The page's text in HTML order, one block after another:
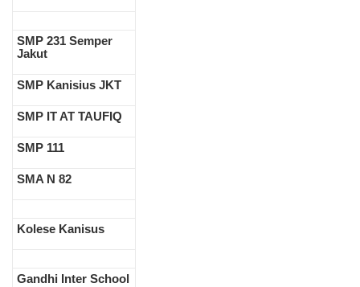
SMP 231 Semper
Jakut
SMP Kanisius JKT
SMP IT AT TAUFIQ
SMP 111
SMA N 82
Kolese Kanisus
Gandhi Inter School